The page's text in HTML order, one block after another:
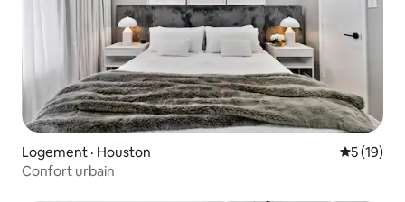
Logement · Houston Note
5 (19)
Confort urbain